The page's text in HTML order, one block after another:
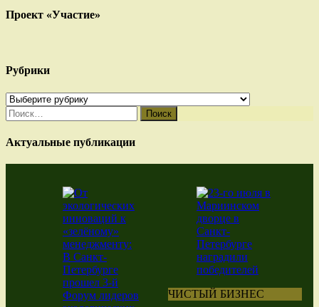
Проект «Участие»
Рубрики
Рубрики
Найти:
Актуальные публикации
ЧИСТЫЙ БИЗНЕС